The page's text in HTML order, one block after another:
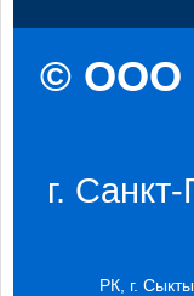
© ООО
г.
РК, г.